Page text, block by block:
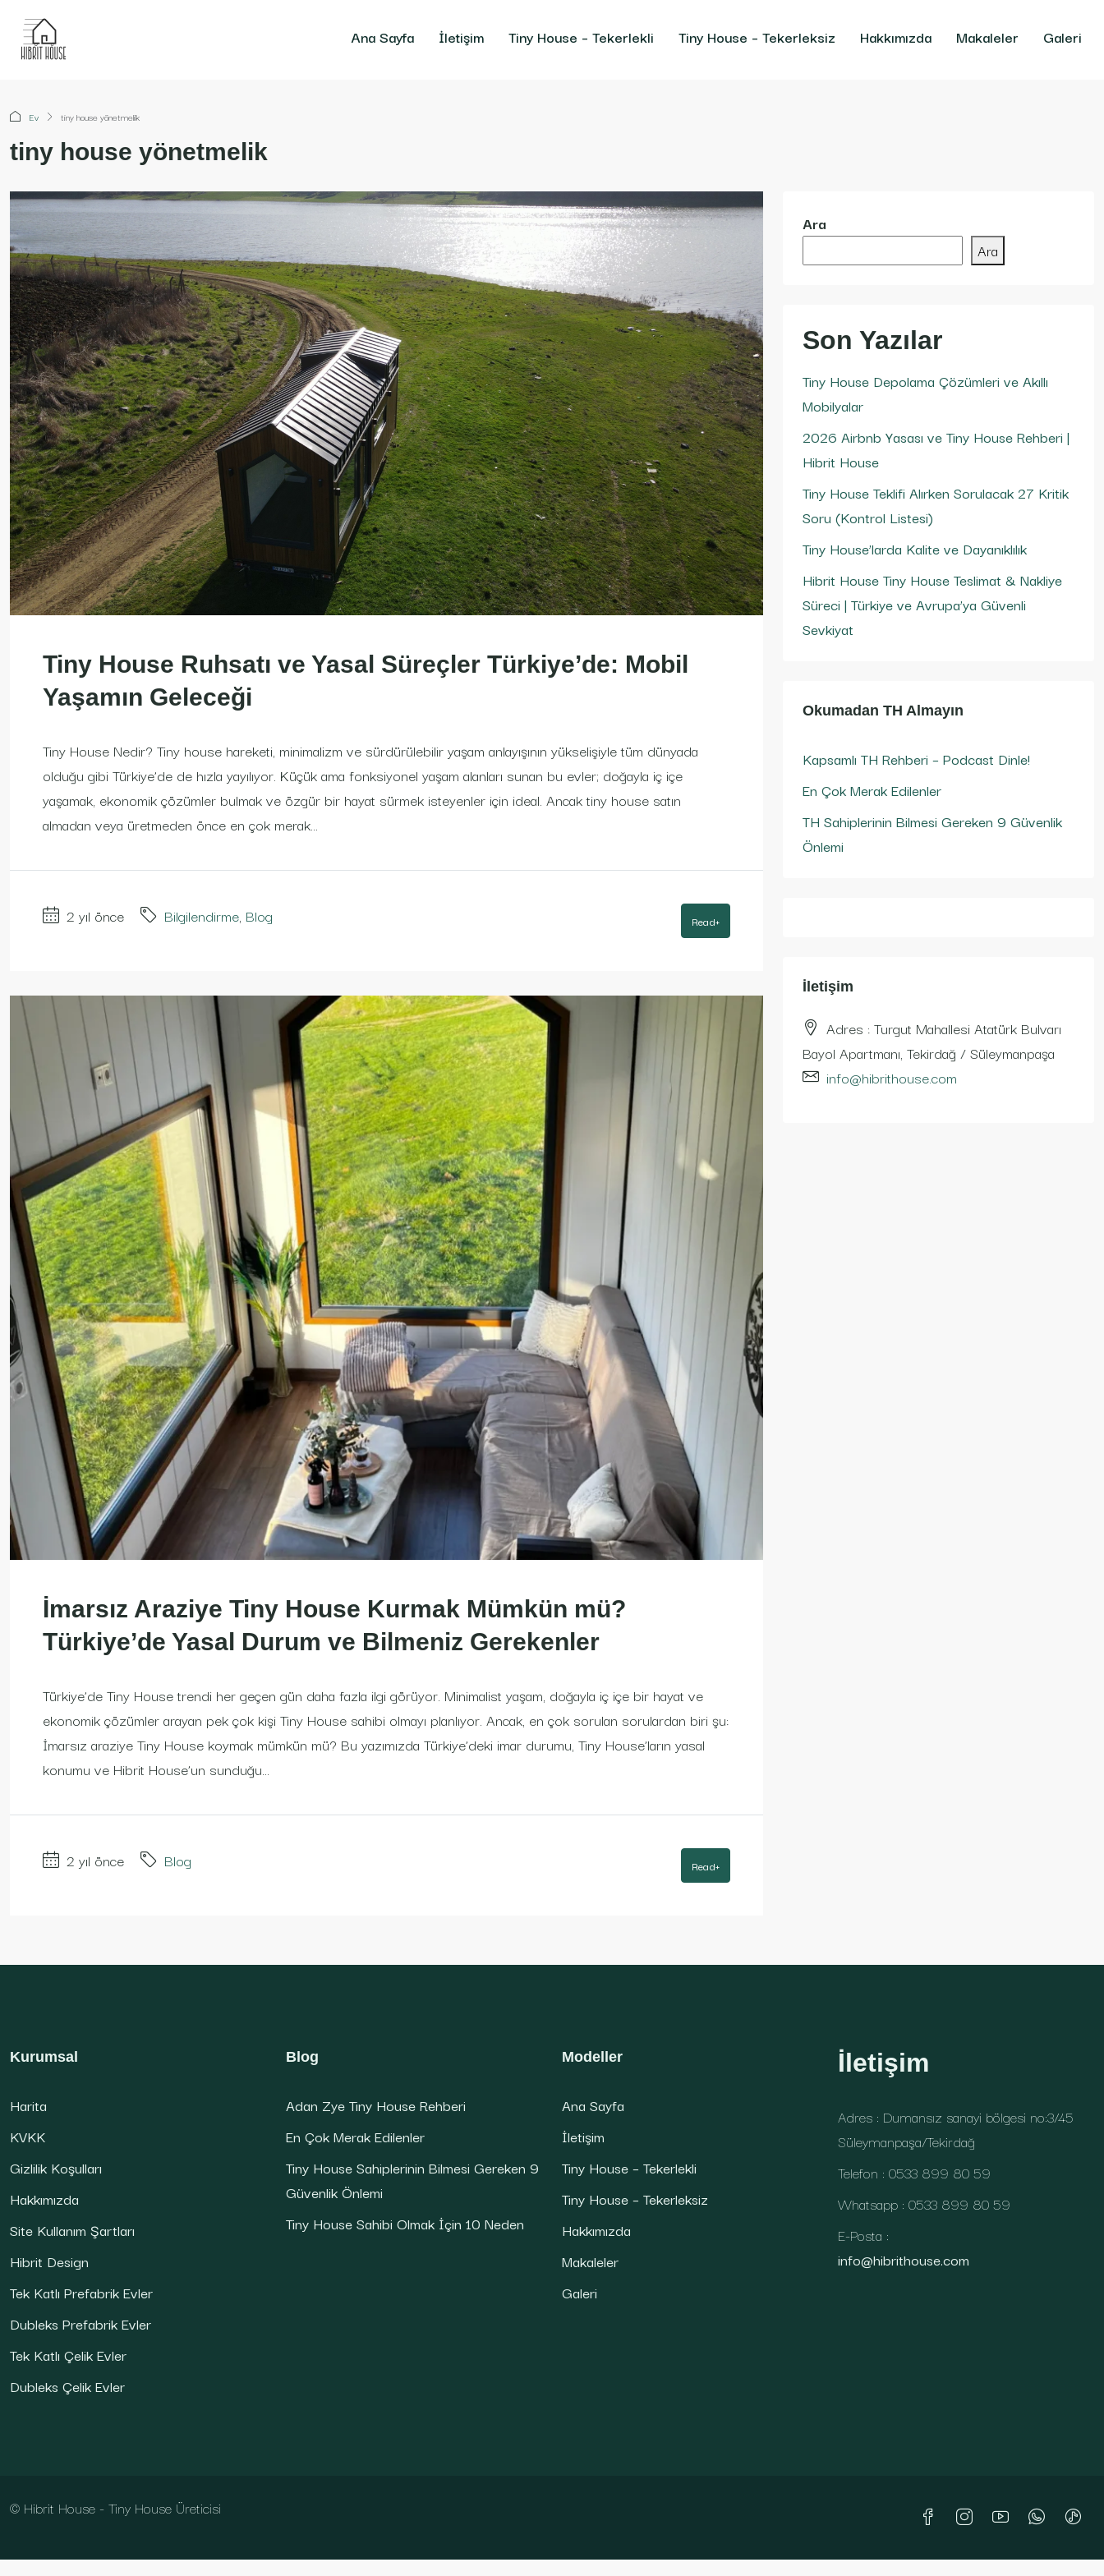
Ana Sayfa İletişim Tiny House – Tekerlekli Tiny House – Tekerleksiz Hakkımızda Makaleler Galeri
Ev tiny house yönetmelik
tiny house yönetmelik
Tiny House Ruhsatı ve Yasal Süreçler Türkiye’de: Mobil
Yaşamın Geleceği
Tiny House Nedir? Tiny house hareketi, minimalizm ve sürdürülebilir yaşam anlayışının yükselişiyle tüm dünyada
olduğu gibi Türkiye’de de hızla yayılıyor. Küçük ama fonksiyonel yaşam alanları sunan bu evler; doğayla iç içe
yaşamak, ekonomik çözümler bulmak ve özgür bir hayat sürmek isteyenler için ideal. Ancak tiny house satın
almadan veya üretmeden önce en çok merak...
2 yıl önce Bilgilendirme, Blog Read+
İmarsız Araziye Tiny House Kurmak Mümkün mü?
Türkiye’de Yasal Durum ve Bilmeniz Gerekenler
Türkiye’de Tiny House trendi her geçen gün daha fazla ilgi görüyor. Minimalist yaşam, doğayla iç içe bir hayat ve
ekonomik çözümler arayan pek çok kişi Tiny House sahibi olmayı planlıyor. Ancak, en çok sorulan sorulardan biri şu:
İmarsız araziye Tiny House koymak mümkün mü? Bu yazımızda Türkiye’deki imar durumu, Tiny House’ların yasal
konumu ve Hibrit House’un sunduğu...
2 yıl önce Blog Read+
Ara
Ara
Son Yazılar
Tiny House Depolama Çözümleri ve Akıllı
Mobilyalar
2026 Airbnb Yasası ve Tiny House Rehberi |
Hibrit House
Tiny House Teklifi Alırken Sorulacak 27 Kritik
Soru (Kontrol Listesi)
Tiny House’larda Kalite ve Dayanıklılık
Hibrit House Tiny House Teslimat & Nakliye
Süreci | Türkiye ve Avrupa’ya Güvenli
Sevkiyat
Okumadan TH Almayın
Kapsamlı TH Rehberi – Podcast Dinle!
En Çok Merak Edilenler
TH Sahiplerinin Bilmesi Gereken 9 Güvenlik
Önlemi
İletişim
Adres : Turgut Mahallesi Atatürk Bulvarı
Bayol Apartmanı, Tekirdağ / Süleymanpaşa
info@hibrithouse.com
Kurumsal
Harita
KVKK
Gizlilik Koşulları
Hakkımızda
Site Kullanım Şartları
Hibrit Design
Tek Katlı Prefabrik Evler
Dubleks Prefabrik Evler
Tek Katlı Çelik Evler
Dubleks Çelik Evler
Blog
Adan Zye Tiny House Rehberi
En Çok Merak Edilenler
Tiny House Sahiplerinin Bilmesi Gereken 9
Güvenlik Önlemi
Tiny House Sahibi Olmak İçin 10 Neden
Modeller
Ana Sayfa
İletişim
Tiny House – Tekerlekli
Tiny House – Tekerleksiz
Hakkımızda
Makaleler
Galeri
İletişim
Adres : Dumansız sanayi bölgesi no:3/45
Süleymanpaşa/Tekirdağ
Telefon : 0533 899 80 59
Whatsapp : 0533 899 80 59
E-Posta :
info@hibrithouse.com
© Hibrit House - Tiny House Üreticisi